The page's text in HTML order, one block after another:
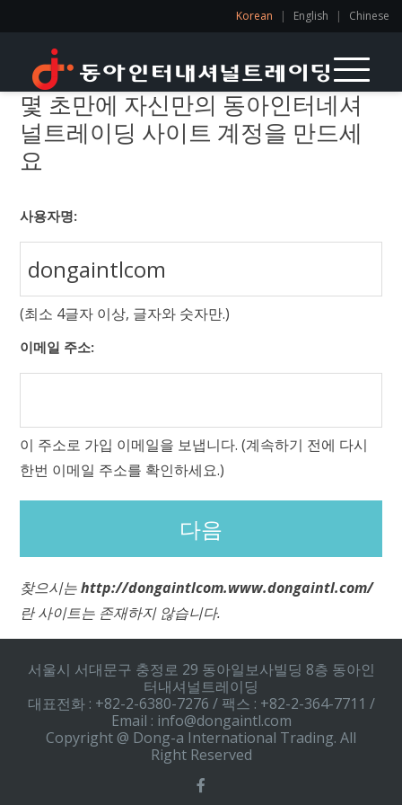
Korean English Chinese
몇 초만에 자신만의 동아인터네셔
널트레이딩 사이트 계정을 만드세
요
사용자명:
(최소 4글자 이상, 글자와 숫자만.)
이메일 주소:
이 주소로 가입 이메일을 보냅니다. (계속하기 전에 다시
한번 이메일 주소를 확인하세요.)
찾으시는http://dongaintlcom.www.dongaintl.com/
란 사이트는 존재하지 않습니다.
서울시 서대문구 충정로 29 동아일보사빌딩 8층 동아인
터내셔널트레이딩
대표전화 : +82-2-6380-7276 / 팩스 : +82-2-364-7711 /
Email : info@dongaintl.com
Copyright @ Dong-a International Trading. All
Right Reserved